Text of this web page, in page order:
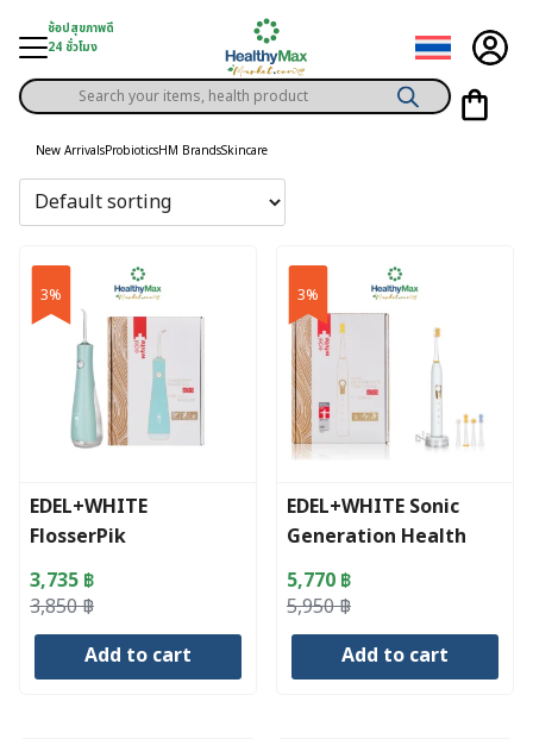
content
ช้อปสุขภาพดี
24 ชั่วโมง
Solution
Privilege
Content
Products
search
New ArrivalsProbioticsHM BrandsSkincare
3%
EDEL+WHITE
FlosserPik
3,850฿
Original
price
3,735 ฿
Current
price
Add to cart
3%
EDEL+WHITE Sonic
Generation Health
Suite
5,950฿
Original
price
5,770 ฿
Current
price
Add to cart